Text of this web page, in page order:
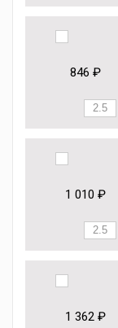
846 ₽
1 010 ₽
1 362 ₽